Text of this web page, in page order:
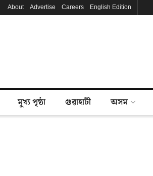
About Advertise Careers English Edition
মুখ্য পৃষ্ঠা গুৱাহাটী অসম